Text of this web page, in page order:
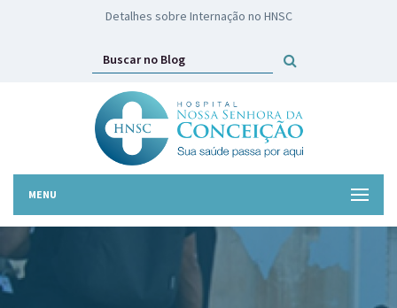
HNSC lança campanha Troco Solidário
MENU